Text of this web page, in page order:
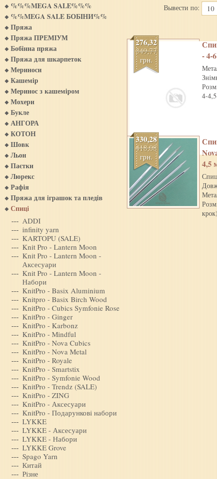
%%%MEGA SALE%%%
%%MEGA SALE БОБIНИ%%
Пряжа
Пряжа ПРЕМІУМ
Бобінна пряжа
Пряжа для шкарпеток
Мериноси
Кашемiр
Меринос з кашемiром
Мохери
Букле
АНГОРА
КОТОН
Шовк
Льон
Паєтки
Люрекс
Рафія
Пряжа для iграшок та пледiв
Спиці
ADDI
infinity yarn
KARTOPU (SALE)
Knit Pro - Lantern Moon
Knit Pro - Lantern Moon -
Аксесуари
Knit Pro - Lantern Moon -
Набори
KnitPro - Basix Aluminium
Knitpro - Basix Birch Wood
KnitPro - Cubics Symfonie Rose
KnitPro - Ginger
KnitPro - Karbonz
KnitPro - Mindful
KnitPro - Nova Cubics
KnitPro - Nova Metal
KnitPro - Royale
KnitPro - Smartstix
KnitPro - Symfonie Wood
KnitPro - Trendz (SALE)
KnitPro - ZING
KnitPro - Аксесуари
KnitPro - Подарунковi набори
LYKKE
LYKKE - Аксесуари
LYKKE - Набори
LYKKE Grove
Spago Yarn
Китай
Рiзне
Вывести по: 10
276,32
349,77
грн.
- 4-
4-
330,28
418,08
грн.
4,5